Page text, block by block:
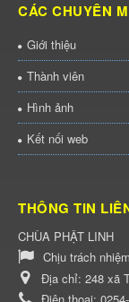
CÁC CHUYÊN
Giới thiệu
Thành viên
Hình ảnh
Kết nối web
THÔNG TIN
CHÙA PHẬT LINH
Chịu trách
Địa chỉ: 248 xã